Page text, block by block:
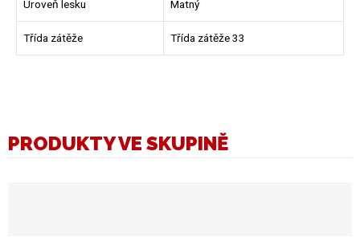
Úroveň lesku Matný
Třída zátěže Třída zátěže 33
PRODUKTY VE SKUPINĚ